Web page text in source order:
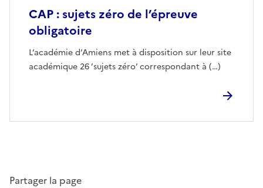
CAP : sujets zéro de l’épreuve
obligatoire
L’académie d’Amiens met à disposition sur leur site
académique 26 ’sujets zéro’ correspondant à (…)
Partager la page